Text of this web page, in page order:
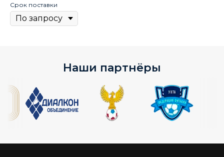
Срок поставки
Наши партнёры